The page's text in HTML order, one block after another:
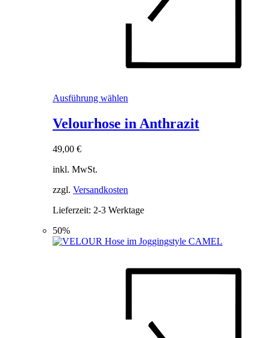
Ausführung wählen
weist
mehrere
auf
der
Produktseite
werden
Velourhose in Anthrazit
49,00 €
inkl. MwSt.
zzgl. Versandkosten
Lieferzeit: 2-3 Werktage
50%